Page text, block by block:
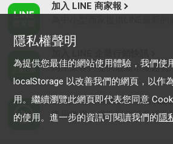
加入 LINE 商家報
為企業客戶提供最新市場趨勢
LINE Biz-Solutions YouTube
實用教學、成功案例等多樣化
隱私權聲明
為提供您最佳的網站使用體驗，我們使
localStorage 以改善我們的網頁，以作
用。繼續瀏覽此網頁即代表您同意
的使用。進一步的資訊可閱讀我們的隱